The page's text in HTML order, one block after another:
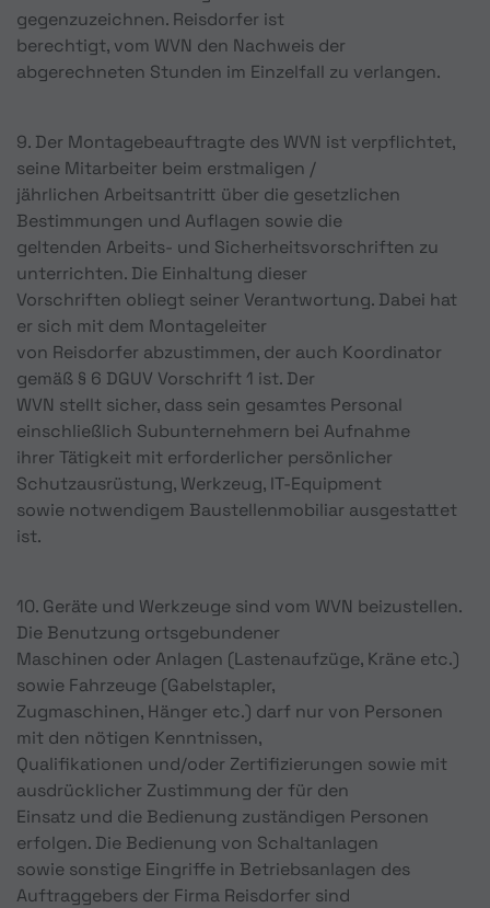
gegenzuzeichnen. Reisdorfer ist
berechtigt, vom WVN den Nachweis der
abgerechneten Stunden im Einzelfall zu verlangen.
9. Der Montagebeauftragte des WVN ist verpflichtet,
seine Mitarbeiter beim erstmaligen /
jährlichen Arbeitsantritt über die gesetzlichen
Bestimmungen und Auflagen sowie die
geltenden Arbeits- und Sicherheitsvorschriften zu
unterrichten. Die Einhaltung dieser
Vorschriften obliegt seiner Verantwortung. Dabei hat
er sich mit dem Montageleiter
von Reisdorfer abzustimmen, der auch Koordinator
gemäß § 6 DGUV Vorschrift 1 ist. Der
WVN stellt sicher, dass sein gesamtes Personal
einschließlich Subunternehmern bei Aufnahme
ihrer Tätigkeit mit erforderlicher persönlicher
Schutzausrüstung, Werkzeug, IT-Equipment
sowie notwendigem Baustellenmobiliar ausgestattet
ist.
10. Geräte und Werkzeuge sind vom WVN beizustellen.
Die Benutzung ortsgebundener
Maschinen oder Anlagen (Lastenaufzüge, Kräne etc.)
sowie Fahrzeuge (Gabelstapler,
Zugmaschinen, Hänger etc.) darf nur von Personen
mit den nötigen Kenntnissen,
Qualifikationen und/oder Zertifizierungen sowie mit
ausdrücklicher Zustimmung der für den
Einsatz und die Bedienung zuständigen Personen
erfolgen. Die Bedienung von Schaltanlagen
sowie sonstige Eingriffe in Betriebsanlagen des
Auftraggebers der Firma Reisdorfer sind